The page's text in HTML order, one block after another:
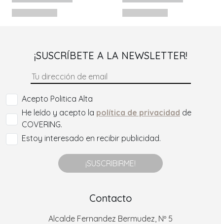
¡SUSCRÍBETE A LA NEWSLETTER!
Acepto Politica Alta
He leído y acepto la política de privacidad de
COVERING.
Estoy interesado en recibir publicidad.
¡SUSCRIBIRME!
Contacto
Alcalde Fernandez Bermudez, Nº 5